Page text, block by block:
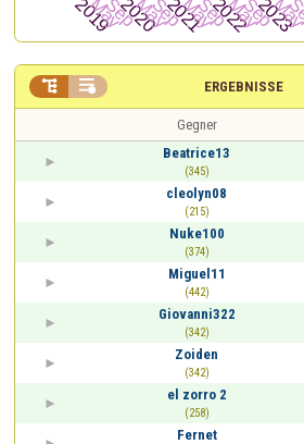
ERGEBNISSE
 
Gegner
Beatrice13
(345)
cleolyn08
(215)
Nuke100
(374)
Miguel11
(442)
Giovanni322
(342)
Zoiden
(342)
el zorro 2
(258)
Fernet